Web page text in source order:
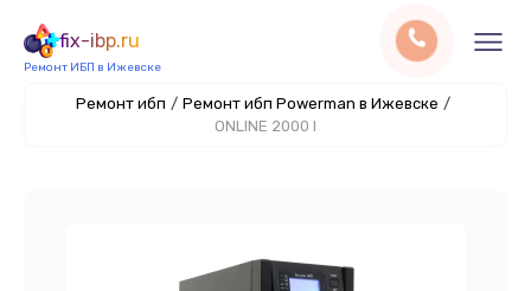
fix-ibp.ru
Ремонт ИБП в Ижевске
Ремонт ибп / Ремонт ибп Powerman в Ижевске /
ONLINE 2000 I